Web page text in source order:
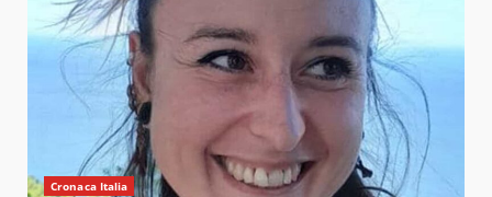
Cronaca Italia